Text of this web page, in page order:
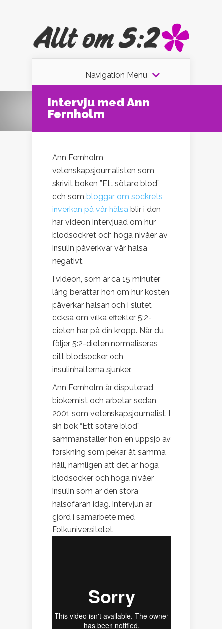
Navigation Menu
Intervju med Ann
Fernholm
Ann Fernholm,
vetenskapsjournalisten som
skrivit boken ”Ett sötare blod”
och som bloggar om sockrets
inverkan på vår hälsa blir i den
här videon intervjuad om hur
blodsockret och höga nivåer av
insulin påverkvar vår hälsa
negativt.
I videon, som är ca 15 minuter
lång berättar hon om hur kosten
påverkar hälsan och i slutet
också om vilka effekter 5:2-
dieten har på din kropp. När du
följer 5:2-dieten normaliseras
ditt blodsocker och
insulinhalterna sjunker.
Ann Fernholm är disputerad
biokemist och arbetar sedan
2001 som vetenskapsjournalist. I
sin bok “Ett sötare blod”
sammanställer hon en uppsjö av
forskning som pekar åt samma
håll, nämligen att det är höga
blodsocker och höga nivåer
insulin som är den stora
hälsofaran idag. Intervjun är
gjord i samarbete med
Folkuniversitetet.